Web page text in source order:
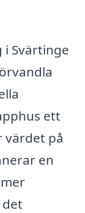
Svärtinge
ett
värdet på
en